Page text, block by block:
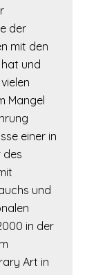
der
mit den
und
Mangel
einer in
des
und
in der
Art in